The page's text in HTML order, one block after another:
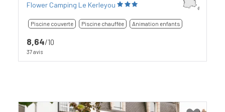
Flower Camping Le Kerleyou
Piscine couverte Piscine chauffée Animation enfants
8,64/10
37 avis